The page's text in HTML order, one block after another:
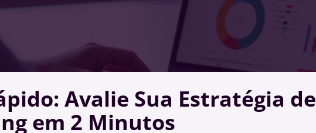
Avalie Sua Estratégia de
em 2 Minutos